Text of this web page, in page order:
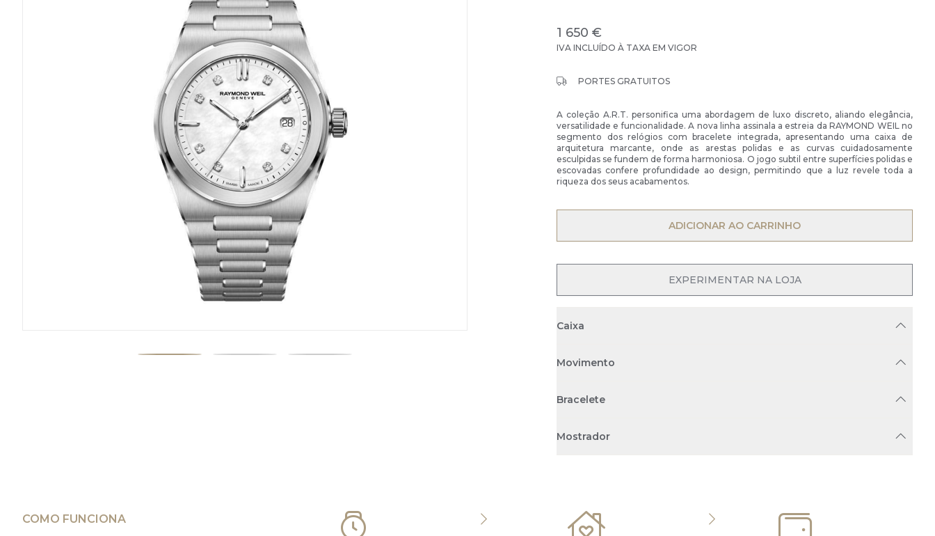
1 650 €
IVA INCLUÍDO À TAXA EM VIGOR
PORTES GRATUITOS
A coleção A.R.T. personifica uma abordagem de luxo discreto, aliando elegância,
versatilidade e funcionalidade. A nova linha assinala a estreia da RAYMOND WEIL no
segmento dos relógios com bracelete integrada, apresentando uma caixa de
arquitetura marcante, onde as arestas polidas e as curvas cuidadosamente
esculpidas se fundem de forma harmoniosa. O jogo subtil entre superfícies polidas e
escovadas confere profundidade ao design, permitindo que a luz revele toda a
riqueza dos seus acabamentos.
ADICIONAR AO CARRINHO
EXPERIMENTAR NA LOJA
Caixa
Movimento
Bracelete
Mostrador
COMO FUNCIONA